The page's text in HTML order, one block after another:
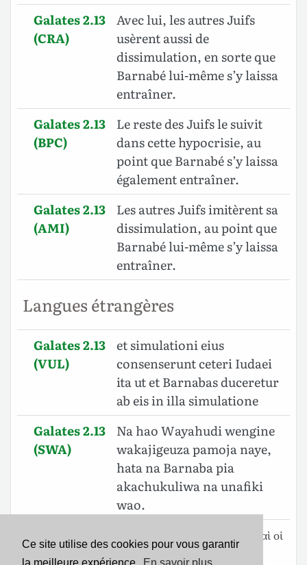
Ce site utilise des cookies pour vous garantir
Galates 2.13
(CRA)
Avec lui, les autres Juifs
usèrent aussi de
dissimulation, en sorte que
Barnabé lui-même s’y laissa
entraîner.
Galates 2.13
(BPC)
Le reste des Juifs le suivit
dans cette hypocrisie, au
point que Barnabé s’y laissa
également entraîner.
Galates 2.13
(AMI)
Les autres Juifs imitèrent sa
dissimulation, au point que
Barnabé lui-même s’y laissa
entraîner.
Langues étrangères
Galates 2.13
(VUL)
et simulationi eius
consenserunt ceteri Iudaei
ita ut et Barnabas duceretur
ab eis in illa simulatione
Galates 2.13
(SWA)
Na hao Wayahudi wengine
wakajigeuza pamoja naye,
hata na Barnaba pia
akachukuliwa na unafiki
wao.
(SBLGNT)
καὶ συνυπεκρίθησαν αὐτῷ ⸀καὶ οἱ
λοιποὶ Ἰουδαῖοι, ὥστε καὶ